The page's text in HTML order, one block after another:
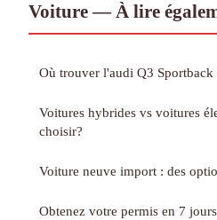
Voiture — À lire
Où trouver l'audi Q3 Sportback
Voitures hybrides vs voitures
choisir?
Voiture neuve import : des
Obtenez votre permis en 7